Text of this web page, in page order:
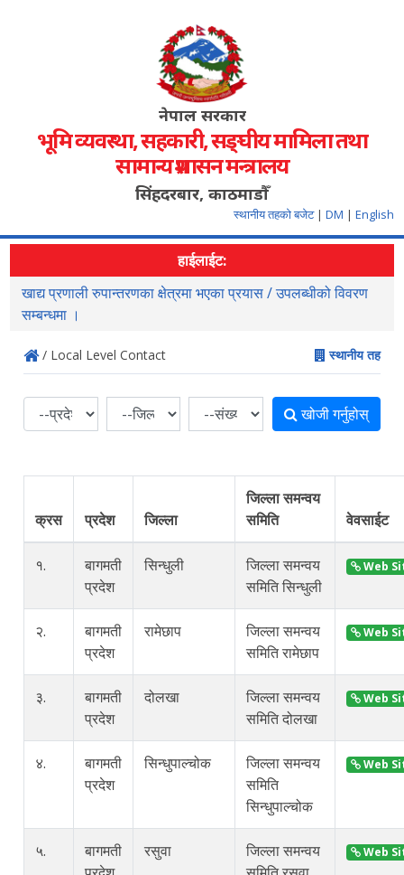
नेपाल सरकार
भूमि व्यवस्था, सहकारी, सङ्‍घीय मामिला तथा
सामान्य प्रशासन मन्त्रालय
सिंहदरबार, काठमाडौँ
स्थानीय तहको बजेट | DM | English
हाईलाईट:
खाद्य प्रणाली रुपान्तरणका क्षेत्रमा भएका प्रयास / उपलब्धीको विवरण
सम्बन्धमा ।
/ Local Level Contact स्थानीय तह
खोजी गर्नुहोस्
क्रस प्रदेश जिल्ला
जिल्ला समन्वय
समिति
वेवसाईट
१.
बागमती
प्रदेश
सिन्धुली
जिल्ला समन्वय
समिति सिन्धुली
Web
२.
बागमती
प्रदेश
रामेछाप
जिल्ला समन्वय
समिति रामेछाप
Web
३.
बागमती
प्रदेश
दोलखा
जिल्ला समन्वय
समिति दोलखा
Web
४.
बागमती
प्रदेश
सिन्धुपाल्चोक
जिल्ला समन्वय
समिति
सिन्धुपाल्चोक
Web
५.
बागमती
रसुवा
जिल्ला समन्वय
Web